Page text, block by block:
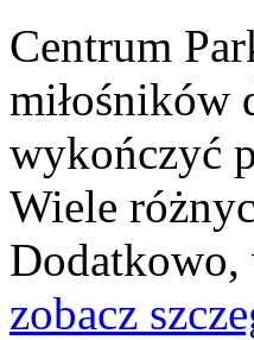
Centrum
miłośników
wykończyć
Wiele
Dodatkowo,
zobacz